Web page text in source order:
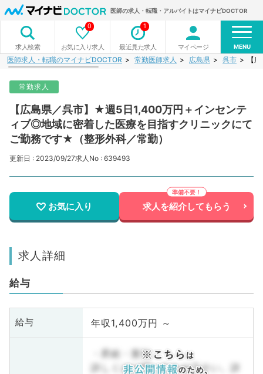
医師の求人・転職・アルバイトはマイナビDOCTOR
求人検索 お気に入り求人
0
最近見た求人
1
マイページ MENU
医師求人・転職のマイナビDOCTOR 常勤医師求人 広島県 呉市 【
常勤求人
【広島県／呉市】★週5日1,400万円＋インセンテ
ィブ◎地域に密着した医療を目指すクリニックにて
ご勤務です★（整形外科／常勤）
更新日 : 2023/09/27求人No : 639493
お気に入り 求人を紹介してもらう
求人詳細
給与
給与 年収1,400万円 ～
・昇給・賞与
詳しくはお問い合わせ下さい。詳